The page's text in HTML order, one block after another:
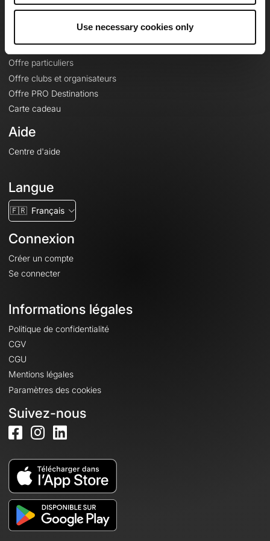
Use necessary cookies only
Offres
Fonds de cartes topographiques
Fonctionnalités
Offre particuliers
Offre clubs et organisateurs
Offre PRO Destinations
Carte cadeau
Aide
Centre d'aide
Langue
🇫🇷 Français
Connexion
Créer un compte
Se connecter
Informations légales
Politique de confidentialité
CGV
CGU
Mentions légales
Paramètres des cookies
Suivez-nous